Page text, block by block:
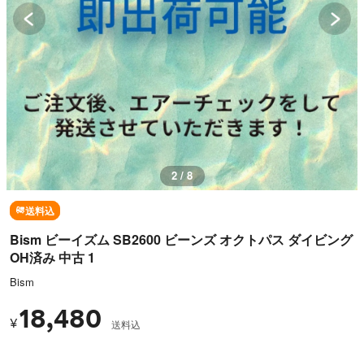
2 / 8
送料込
Bism ビーイズム SB2600 ビーンズ オクトパス ダイビング
OH済み 中古 1
Bism
¥18,480 送料込